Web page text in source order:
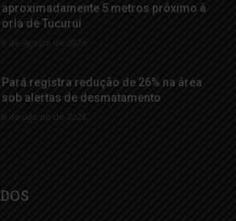
aproximadamente 5 metros próximo à
orla de Tucuruí
8 de agosto de 2026
Pará registra redução de 26% na área
sob alertas de desmatamento
8 de agosto de 2026